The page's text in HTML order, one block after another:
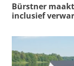
Bürstner
inclusief